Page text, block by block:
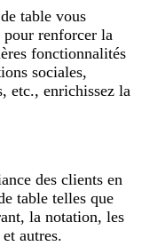
table vous
renforcer la
fonctionnalités
sociales,
etc., enrichissez la
des clients en
table telles que
la notation, les
autres.